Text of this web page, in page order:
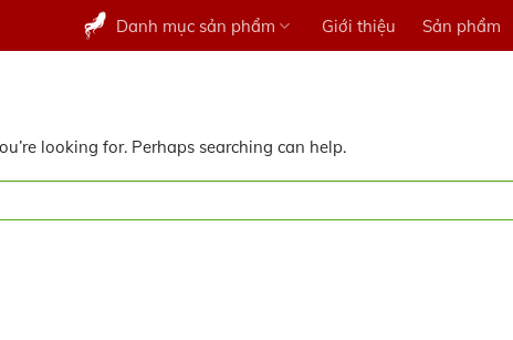
Danh mục sản phẩm Giới thiệu Sản phẩm
looking for. Perhaps searching can help.